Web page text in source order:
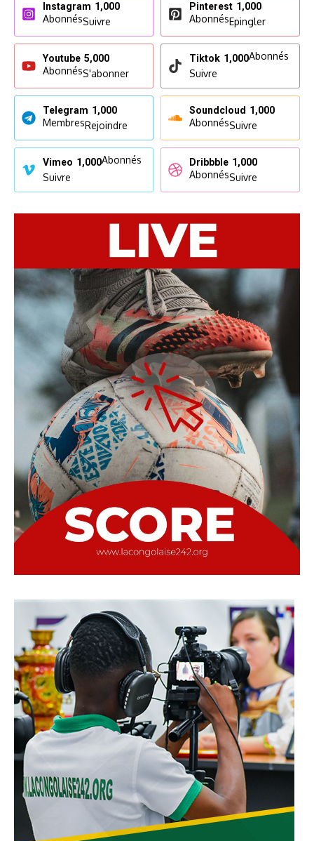
Instagram 1,000
AbonnésSuivre
Pinterest 1,000
AbonnésEpingler
Youtube 5,000
AbonnésS'abonner
Tiktok 1,000Abonnés
Suivre
Telegram 1,000
MembresRejoindre
Soundcloud 1,000
AbonnésSuivre
Vimeo 1,000Abonnés
Suivre
Dribbble 1,000
AbonnésSuivre